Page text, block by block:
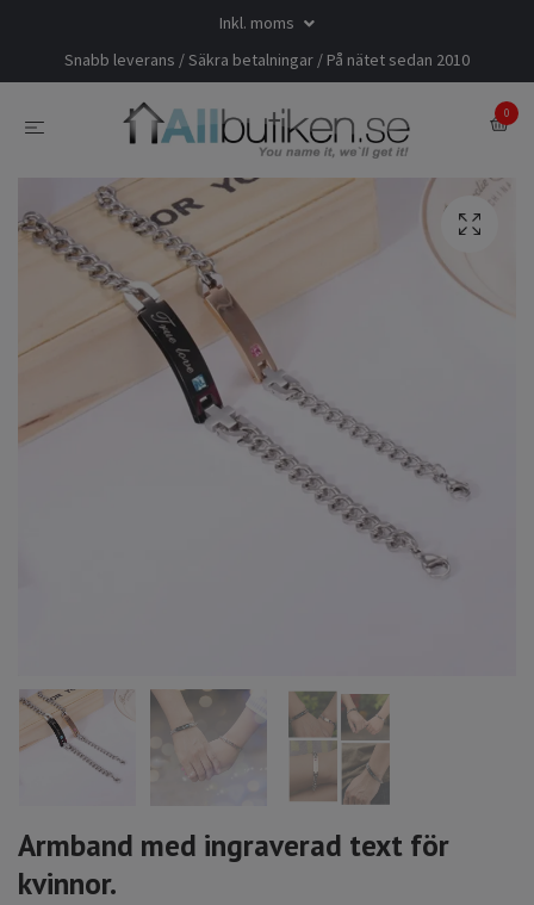
Inkl. moms
Snabb leverans / Säkra betalningar / På nätet sedan 2010
0
Armband med ingraverad text för
kvinnor.